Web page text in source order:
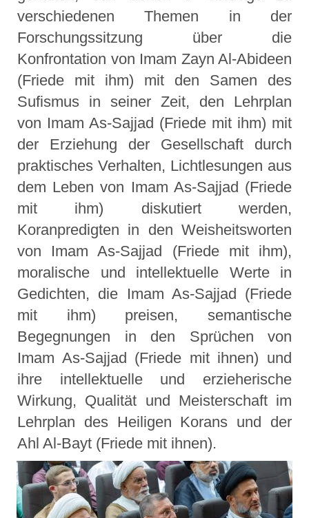
verschiedenen Themen in der
Forschungssitzung über die
Konfrontation von Imam Zayn Al-Abideen
(Friede mit ihm) mit den Samen des
Sufismus in seiner Zeit, den Lehrplan
von Imam As-Sajjad (Friede mit ihm) mit
der Erziehung der Gesellschaft durch
praktisches Verhalten, Lichtlesungen aus
dem Leben von Imam As-Sajjad (Friede
mit ihm) diskutiert werden,
Koranpredigten in den Weisheitsworten
von Imam As-Sajjad (Friede mit ihm),
moralische und intellektuelle Werte in
Gedichten, die Imam As-Sajjad (Friede
mit ihm) preisen, semantische
Begegnungen in den Sprüchen von
Imam As-Sajjad (Friede mit ihnen) und
ihre intellektuelle und erzieherische
Wirkung, Qualität und Meisterschaft im
Lehrplan des Heiligen Korans und der
Ahl Al-Bayt (Friede mit ihnen).